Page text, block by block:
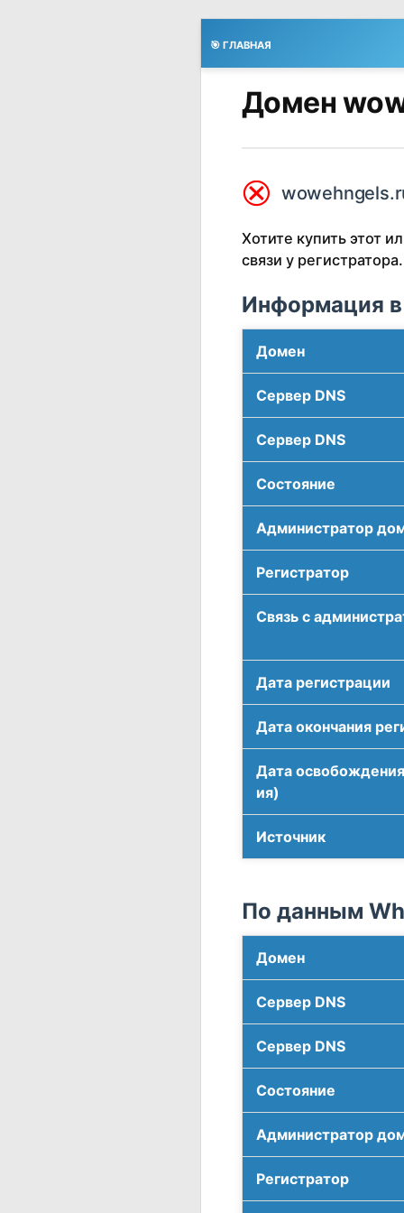
🎯 ГЛАВНАЯ
Домен
⮿
Хотите купить этот
связи у регистратора.
Информация в
Домен
Сервер DNS
Сервер DNS
Соcтояние
Администратор
Регистратор
Связь с
Дата регистрации
Дата окончания
Дата
ия)
Источник
По данным
Домен
Сервер DNS
Сервер DNS
Соcтояние
Администратор
Регистратор